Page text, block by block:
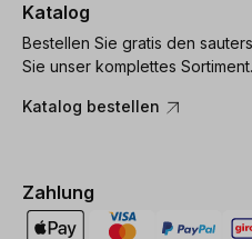
Katalog
Bestellen Sie gratis den
Sie unser komplettes Sortiment.
Katalog bestellen
Zahlung